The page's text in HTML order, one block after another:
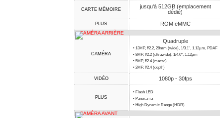
CARTE MÉMOIRE
jusqu'à 512GB (emplacement
dédié)
PLUS ROM eMMC
CAMÉRA ARRIÈRE
CAMÉRA
Quadruple
• 13MP, f/2.2, 28mm (wide), 1/3.1", 1.12µm, PDAF
• 8MP, f/2.2 (ultrawide), 1/4.0", 1.12µm
• 5MP, f/2.4 (macro)
• 2MP, f/2.4 (depth)
VIDÉO 1080p - 30fps
PLUS
• Flash LED
• Panorama
• High Dynamic Range (HDR)
CAMÉRA AVANT